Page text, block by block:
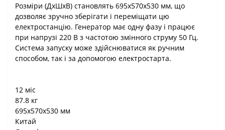
Розміри (ДхШхВ) становлять 695х570х530 мм, що
дозволяє зручно зберігати і переміщати цю
електростанцію. Генератор має одну фазу і працює
при напрузі 220 В з частотою змінного струму 50 Гц.
Система запуску може здійснюватися як ручним
способом, так і за допомогою електростарта.
12 міс
87.8 кг
695х570х530 мм
Китай